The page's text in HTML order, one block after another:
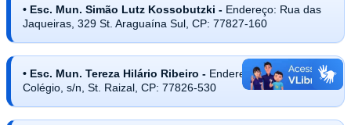
• Esc. Mun. Simão Lutz Kossobutzki - Endereço: Rua das
Jaqueiras, 329 St. Araguaína Sul, CP: 77827-160
• Esc. Mun. Tereza Hilário Ribeiro - Endereço: Rua do
Colégio, s/n, St. Raizal, CP: 77826-530